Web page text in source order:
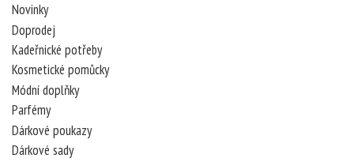
Novinky
Doprodej
Kadeřnické potřeby
Kosmetické pomůcky
Módní doplňky
Parfémy
Dárkové poukazy
Dárkové sady